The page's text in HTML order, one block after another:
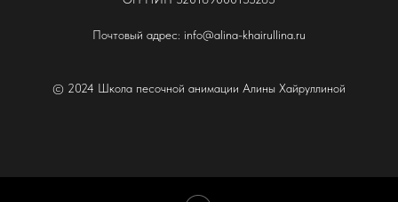
Почтовый адрес: info@alina-khairullina.ru
© 2024 Школа песочной анимации Алины Хайруллиной